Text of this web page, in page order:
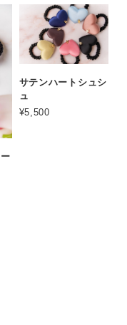
サテンハートシュシ
ュ
¥5,500